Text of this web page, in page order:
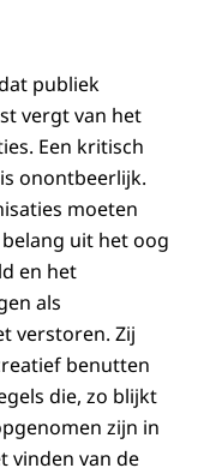
publiek
vergt van het
Een kritisch
onontbeerlijk.
moeten
uit het oog
en het
als
verstoren. Zij
benutten
die, zo blijkt
zijn in
vinden van de